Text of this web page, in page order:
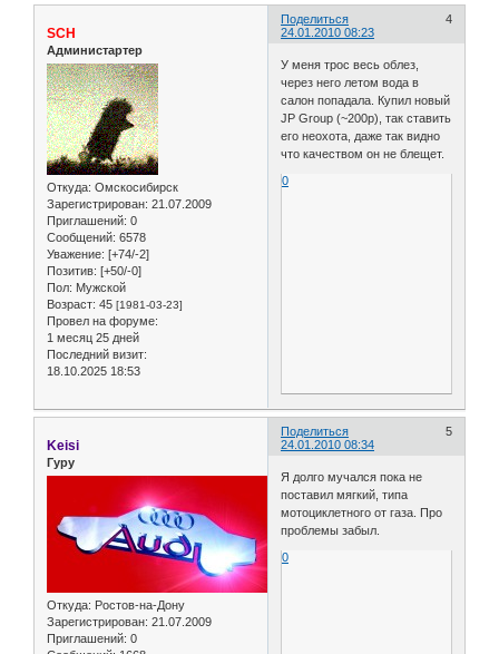
Поделиться
4
24.01.2010 08:23
SCH
Администартер
Откуда: Омскосибирск
Зарегистрирован: 21.07.2009
Приглашений: 0
Сообщений: 6578
Уважение: [+74/-2]
Позитив: [+50/-0]
Пол: Мужской
Возраст: 45 [1981-03-23]
Провел на форуме:
1 месяц 25 дней
Последний визит:
18.10.2025 18:53
У меня трос весь облез,
через него летом вода в
салон попадала. Купил новый
JP Group (~200р), так ставить
его неохота, даже так видно
что качеством он не блещет.
0
Поделиться
5
24.01.2010 08:34
Keisi
Гуру
Откуда: Ростов-на-Дону
Зарегистрирован: 21.07.2009
Приглашений: 0
Я долго мучался пока не
поставил мягкий, типа
мотоциклетного от газа. Про
проблемы забыл.
0